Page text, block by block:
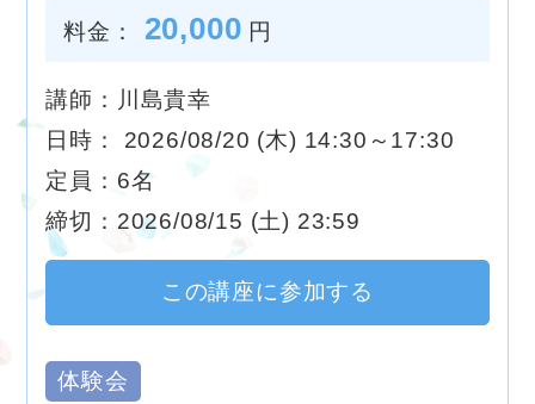
料金： 20,000 円
講師：川島貴幸
日時： 2026/08/20 (木) 14:30～17:30
定員：6名
締切：2026/08/15 (土) 23:59
この講座に参加する
体験会